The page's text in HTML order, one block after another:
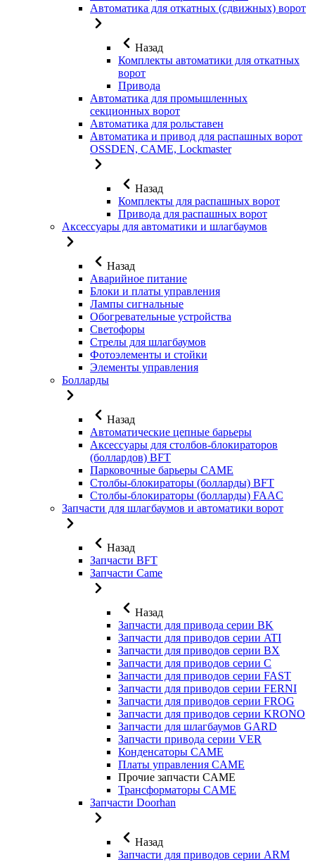
Автоматика для откатных (сдвижных) ворот
Назад
Комплекты автоматики для откатных
ворот
Привода
Автоматика для промышленных
секционных ворот
Автоматика для рольставен
Автоматика и привод для распашных ворот
OSSDEN, CAME, Lockmaster
Назад
Комплекты для распашных ворот
Привода для распашных ворот
Аксессуары для автоматики и шлагбаумов
Назад
Аварийное питание
Блоки и платы управления
Лампы сигнальные
Обогревательные устройства
Светофоры
Стрелы для шлагбаумов
Фотоэлементы и стойки
Элементы управления
Болларды
Назад
Автоматические цепные барьеры
Аксессуары для столбов-блокираторов
(боллардов) BFT
Парковочные барьеры CAME
Столбы-блокираторы (болларды) BFT
Столбы-блокираторы (болларды) FAAC
Запчасти для шлагбаумов и автоматики ворот
Назад
Запчасти BFT
Запчасти Came
Назад
Запчасти для привода серии BK
Запчасти для приводов серии ATI
Запчасти для приводов серии BX
Запчасти для приводов серии C
Запчасти для приводов серии FAST
Запчасти для приводов серии FERNI
Запчасти для приводов серии FROG
Запчасти для приводов серии KRONO
Запчасти для шлагбаумов GARD
Запчасти привода серии VER
Конденсаторы CAME
Платы управления CAME
Прочие запчасти CAME
Трансформаторы CAME
Запчасти Doorhan
Назад
Запчасти для приводов серии ARM